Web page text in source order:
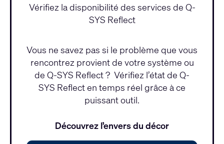
Vérifiez la disponibilité des services de Q-
SYS Reflect
Vous ne savez pas si le problème que vous
rencontrez provient de votre système ou
de Q-SYS Reflect ? Vérifiez l’état de Q-
SYS Reflect en temps réel grâce à ce
puissant outil.
Découvrez l’envers du décor